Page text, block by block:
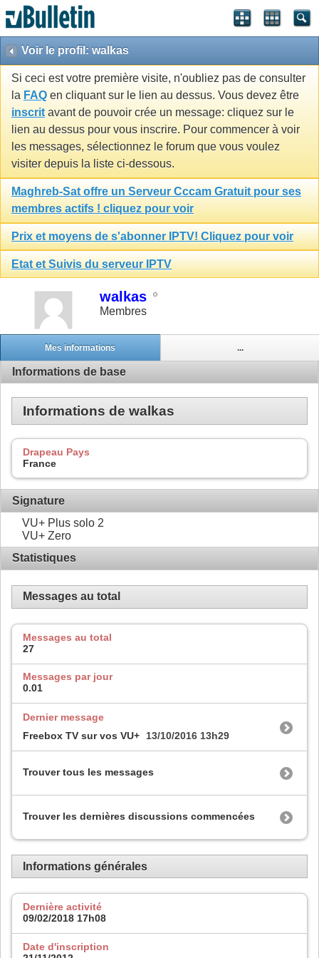
Voir le profil: walkas
Si ceci est votre première visite, n'oubliez pas de consulter
la FAQ en cliquant sur le lien au dessus. Vous devez être
inscrit avant de pouvoir crée un message: cliquez sur le
lien au dessus pour vous inscrire. Pour commencer à voir
les messages, sélectionnez le forum que vous voulez
visiter depuis la liste ci-dessous.
Maghreb-Sat offre un Serveur Cccam Gratuit pour ses
membres actifs ! cliquez pour voir
Prix et moyens de s'abonner IPTV! Cliquez pour voir
Etat et Suivis du serveur IPTV
walkas
Membres
Mes informations ...
Informations de base
Informations de walkas
Drapeau Pays
France
Signature
VU+ Plus solo 2
VU+ Zero
Statistiques
Messages au total
Messages au total
27
Messages par jour
0.01
Dernier message
Freebox TV sur vos VU+
13/10/2016 13h29
Trouver tous les messages
Trouver les dernières discussions commencées
Informations générales
Dernière activité
09/02/2018 17h08
Date d'inscription